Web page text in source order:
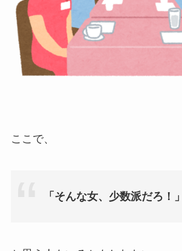
ここで、
「そんな女、少数派だろ！」